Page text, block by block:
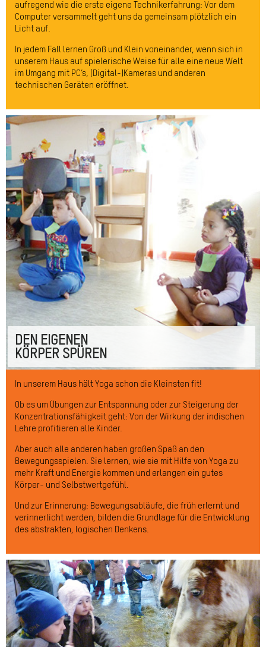
aufregend wie die erste eigene Technikerfahrung: Vor dem
Computer versammelt geht uns da gemeinsam plötzlich ein
Licht auf.
In jedem Fall lernen Groß und Klein voneinander, wenn sich in
unserem Haus auf spielerische Weise für alle eine neue Welt
im Umgang mit PC’s, (Digital-)Kameras und anderen
technischen Geräten eröffnet.
DEN EIGENEN
KÖRPER SPÜREN
In unserem Haus hält Yoga schon die Kleinsten fit!
Ob es um Übungen zur Entspannung oder zur Steigerung der
Konzentrationsfähigkeit geht: Von der Wirkung der indischen
Lehre profitieren alle Kinder.
Aber auch alle anderen haben großen Spaß an den
Bewegungsspielen. Sie lernen, wie sie mit Hilfe von Yoga zu
mehr Kraft und Energie kommen und erlangen ein gutes
Körper- und Selbstwertgefühl.
Und zur Erinnerung: Bewegungsabläufe, die früh erlernt und
verinnerlicht werden, bilden die Grundlage für die Entwicklung
des abstrakten, logischen Denkens.